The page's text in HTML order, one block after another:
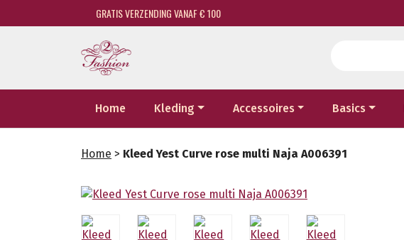
GRATIS VERZENDING VANAF € 100
Home Kleding Accessoires Basics
Home > Kleed Yest Curve rose multi Naja A006391